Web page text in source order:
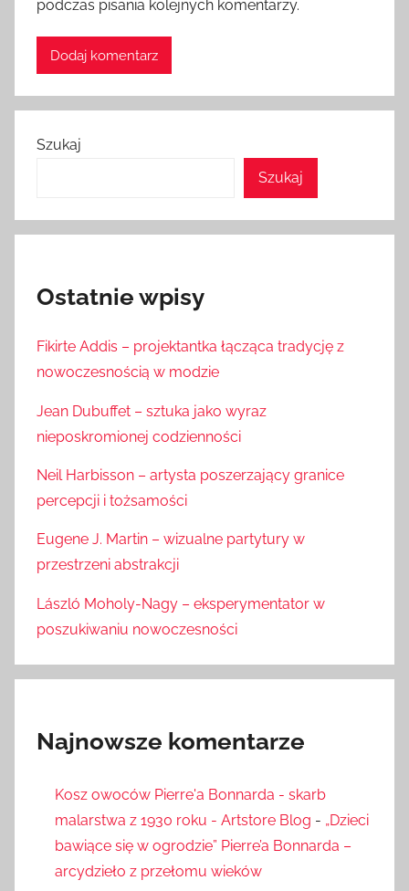
podczas pisania kolejnych komentarzy.
Szukaj
Szukaj
Ostatnie wpisy
Fikirte Addis – projektantka łącząca tradycję z
nowoczesnością w modzie
Jean Dubuffet – sztuka jako wyraz
nieposkromionej codzienności
Neil Harbisson – artysta poszerzający granice
percepcji i tożsamości
Eugene J. Martin – wizualne partytury w
przestrzeni abstrakcji
László Moholy-Nagy – eksperymentator w
poszukiwaniu nowoczesności
Najnowsze komentarze
Kosz owoców Pierre'a Bonnarda - skarb
malarstwa z 1930 roku - Artstore Blog - „Dzieci
bawiące się w ogrodzie” Pierre’a Bonnarda –
arcydzieło z przełomu wieków